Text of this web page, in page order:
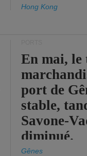
Hong Kong
En mai, le
port de
stable,
Savone-
diminué.
Gênes